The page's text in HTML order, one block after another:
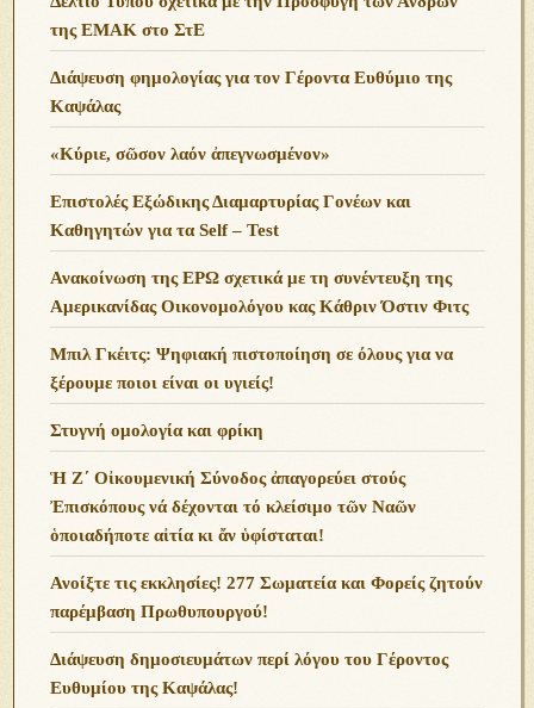
της ΕΜΑΚ στο ΣτΕ
Διάψευση φημολογίας για τον Γέροντα Ευθύμιο της
Καψάλας
«Κύριε, σῶσον λαόν ἀπεγνωσμένον»
Επιστολές Εξώδικης Διαμαρτυρίας Γονέων και
Καθηγητών για τα Self – Test
Ανακοίνωση της ΕΡΩ σχετικά με τη συνέντευξη της
Αμερικανίδας Οικονομολόγου κας Κάθριν Όστιν Φιτς
Μπιλ Γκέιτς: Ψηφιακή πιστοποίηση σε όλους για να
ξέρουμε ποιοι είναι οι υγιείς!
Στυγνή ομολογία και φρίκη
Ἡ Ζ΄ Οἰκουμενική Σύνοδος ἀπαγορεύει στούς
Ἐπισκόπους νά δέχονται τό κλείσιμο τῶν Ναῶν
ὁποιαδήποτε αἰτία κι ἄν ὑφίσταται!
Ανoίξτε τις εκκλησίες! 277 Σωματεία και Φορείς ζητούν
παρέμβαση Πρωθυπουργού!
Διάψευση δημοσιευμάτων περί λόγου του Γέροντος
Ευθυμίου της Καψάλας!